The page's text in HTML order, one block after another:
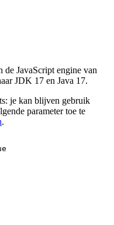
JavaScript engine van
JDK 17 en Java 17.
je kan blijven gebruik
parameter toe te
.